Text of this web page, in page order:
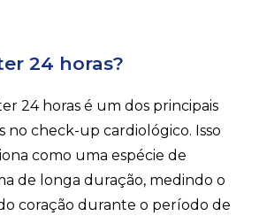
24 horas?
24 horas é um dos principais
no check-up cardiológico. Isso
como uma espécie de
de longa duração, medindo o
coração durante o período de